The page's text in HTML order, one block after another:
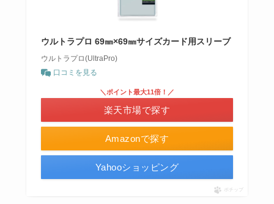
ウルトラプロ 69㎜×69㎜サイズカード用スリーブ
ウルトラプロ(UltraPro)
口コミを見る
Amazonで探す
＼ポイント最大11倍！／
楽天市場で探す
Yahooショッピング
ポチップ